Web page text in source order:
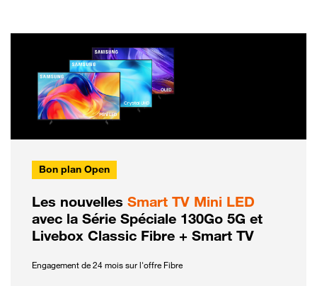
Bon plan Open
Les nouvelles Smart TV Mini LED
avec la Série Spéciale 130Go 5G et
Livebox Classic Fibre + Smart TV
Engagement de 24 mois sur l'offre Fibre